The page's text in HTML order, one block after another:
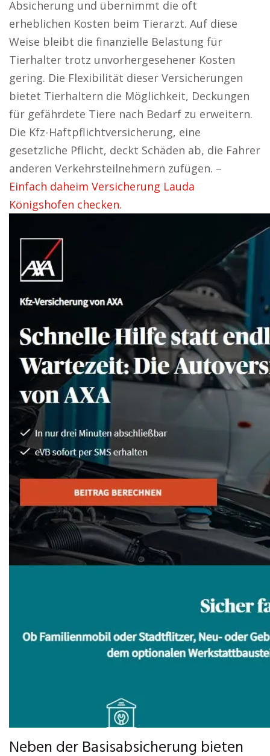
Absicherung und übernimmt die oft
erheblichen Kosten beim Tierarzt. Auf diese
Weise bleibt die finanzielle Belastung für
Tierhalter trotz unvorhergesehener Kosten
gering. Die Flexibilität dieser Versicherungen
bietet Tierhaltern die Möglichkeit, Deckungen
für gefährdete Tiere nach Bedarf zu erweitern.
Die Kfz-Haftpflichtversicherung, eine
gesetzliche Pflicht, deckt Schäden ab, die Fahrer
anderen Verkehrsteilnehmern zufügen. –
Einfach daheim Versicherung Lauda
Königshofen checken.
Neben der Basisabsicherung bieten